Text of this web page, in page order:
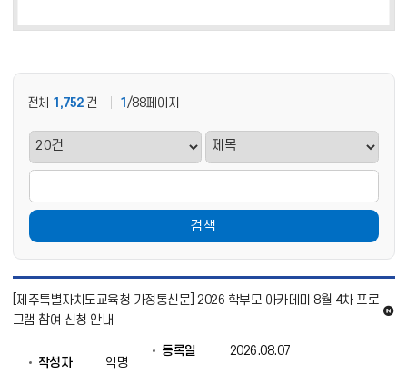
전체 1,752 건 1 /88페이지
검색
정
통
[제주특별자치도교육청 가정통신문] 2026 학부모 아카데미 8월 4차 프로
그램 참여 신청 안내
새
작성자
익명
등록일 2026.08.07